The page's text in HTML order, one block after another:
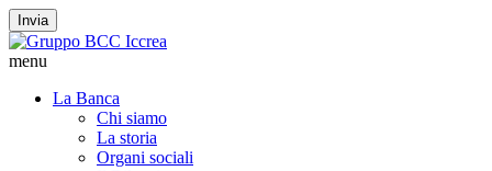
Invia
menu
La Banca
Chi siamo
La storia
Organi sociali